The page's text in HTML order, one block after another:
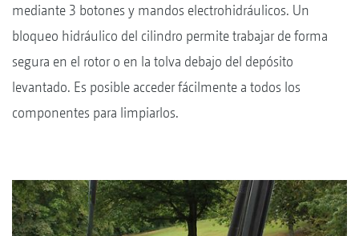
mediante 3 botones y mandos electrohidráulicos. Un
bloqueo hidráulico del cilindro permite trabajar de forma
segura en el rotor o en la tolva debajo del depósito
levantado. Es posible acceder fácilmente a todos los
componentes para limpiarlos.